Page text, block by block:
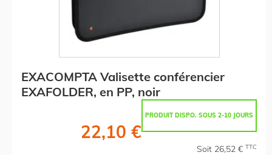
EXACOMPTA Valisette conférencier
EXAFOLDER, en PP, noir
PRODUIT DISPO. SOUS 2-10 JOURS
22,10 €
Soit 26,52 € TTC